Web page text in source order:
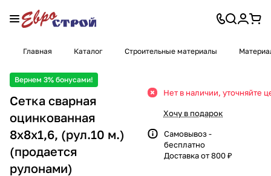
Главная Каталог Строительные материалы
Вернем 3% бонусами!
Сетка сварная
оцинкованная
8х8х1,6, (рул.10 м.)
(продается
рулонами)
Нет в наличии, уточняйте
Хочу в подарок
Самовывоз -
бесплатно
Доставка от 800 ₽